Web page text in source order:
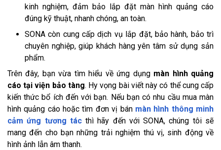
kinh nghiệm, đảm bảo lắp đặt màn hình quảng cáo
đúng kỹ thuật, nhanh chóng, an toàn.
SONA còn cung cấp dịch vụ lắp đặt, bảo hành, bảo trì
chuyên nghiệp, giúp khách hàng yên tâm sử dụng sản
phẩm.
Trên đây, bạn vừa tìm hiểu về ứng dụng màn hình quảng
cáo tại viện bảo tàng. Hy vọng bài viết này có thể cung cấp
kiến thức bổ ích đến với bạn. Nếu bạn có nhu cầu mua màn
hình quảng cáo hoặc tìm đơn vị bán màn hình thông minh
cảm ứng tương tácthì hãy đến với SONA, chúng tôi sẽ
mang đến cho bạn những trải nghiệm thú vị, sinh động về
hình ảnh lẫn âm thanh.